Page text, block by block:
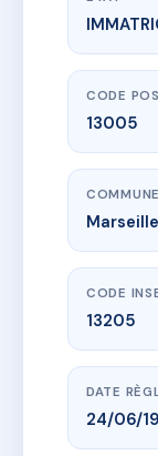
40
40 r
CODE
13005
COMMUNE
Marseille
CODE
13205
DATE
24/06/